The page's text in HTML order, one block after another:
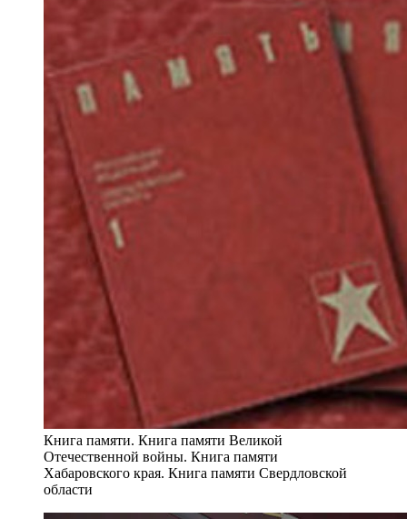
Книга памяти. Книга памяти Великой
Отечественной войны. Книга памяти
Хабаровского края. Книга памяти Свердловской
области